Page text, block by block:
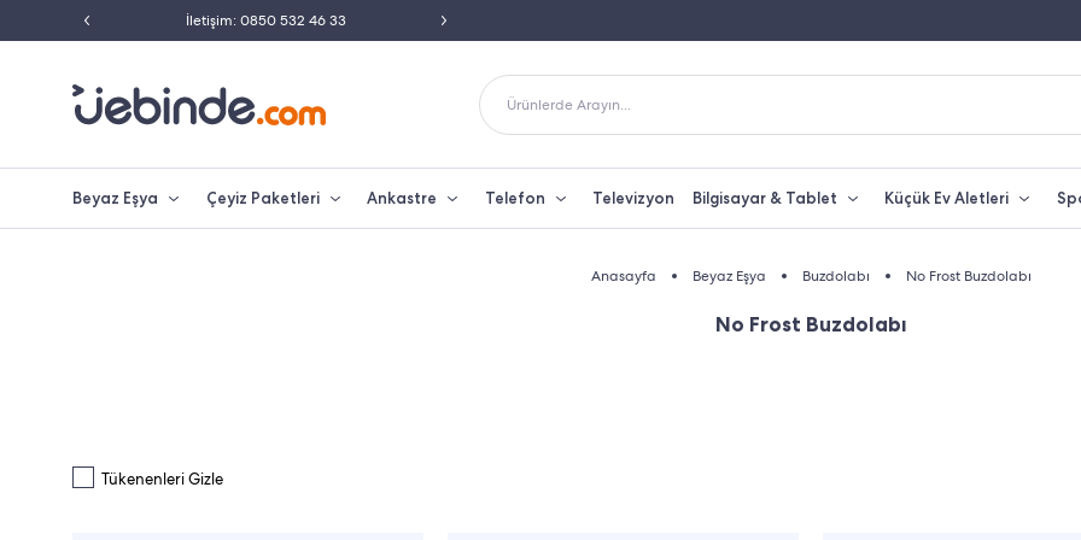
İletişim: 0850 532 46 33
Ürünlerde Arayın...
Beyaz Eşya Çeyiz Paketleri Ankastre Telefon Televizyon Bilgisayar & Tablet Küçük Ev Aletleri
Anasayfa Beyaz Eşya Buzdolabı No Frost Buzdolabı
No Frost Buzdolabı
Tükenenleri Gizle